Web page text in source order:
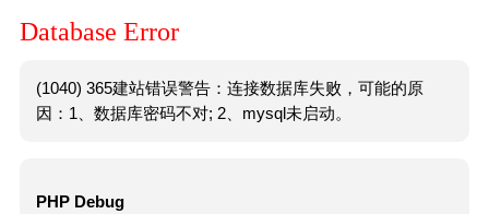
Database Error
(1040) 365建站错误警告：连接数据库失败，可能的原
因：1、数据库密码不对; 2、mysql未启动。
PHP Debug